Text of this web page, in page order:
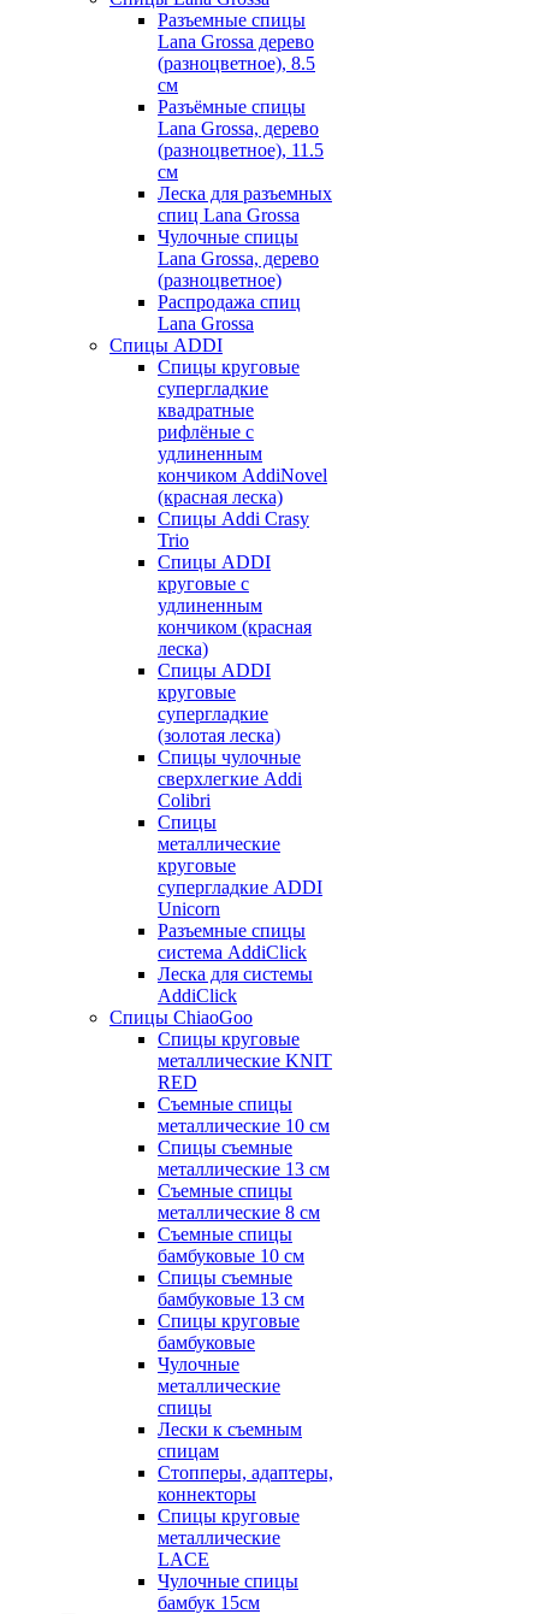
Разъемные спицы
Lana Grossa дерево
(разноцветное), 8.5
см
Разъёмные спицы
Lana Grossa, дерево
(разноцветное), 11.5
см
Леска для разъемных
спиц Lana Grossa
Чулочные спицы
Lana Grossa, дерево
(разноцветное)
Распродажа спиц
Lana Grossa
Спицы ADDI
Спицы круговые
супергладкие
квадратные
рифлёные с
удлиненным
кончиком AddiNovel
(красная леска)
Спицы Addi Crasy
Trio
Спицы ADDI
круговые с
удлиненным
кончиком (красная
леска)
Спицы ADDI
круговые
супергладкие
(золотая леска)
Спицы чулочные
сверхлегкие Addi
Colibri
Спицы
металлические
круговые
супергладкие ADDI
Unicorn
Разъемные спицы
система AddiClick
Леска для системы
AddiClick
Спицы ChiaoGoo
Спицы круговые
металлические KNIT
RED
Съемные спицы
металлические 10 см
Спицы съемные
металлические 13 см
Съемные спицы
металлические 8 см
Съемные спицы
бамбуковые 10 см
Спицы съемные
бамбуковые 13 см
Спицы круговые
бамбуковые
Чулочные
металлические
спицы
Лески к съемным
спицам
Стопперы, адаптеры,
коннекторы
Спицы круговые
металлические
LACE
Чулочные спицы
бамбук 15см